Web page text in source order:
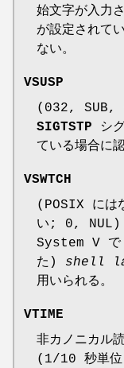
始文字が入力
が設定されて
ない。
VSUSP
(032, SUB,
SIGTSTP シ
ている場合に
VSWTCH
(POSIX には
い; 0, NUL)
System V で
た) shell
用いられる。
VTIME
非カノニカル
(1/10 秒単